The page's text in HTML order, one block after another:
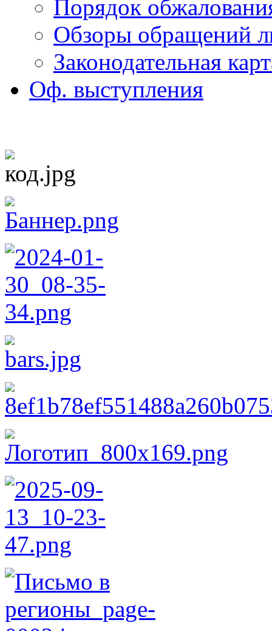
Порядок
Обзоры обращений
Законодательная
Оф. выступления